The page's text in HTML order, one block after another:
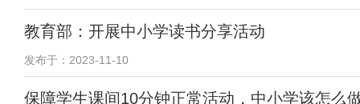
教育部：开展中小学读书分享活动
发布于：2023-11-10
保障学生课间10分钟正常活动，中小学该怎么